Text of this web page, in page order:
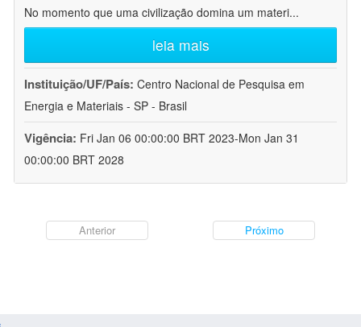
No momento que uma civilização domina um materi...
leia mais
Instituição/UF/País: Centro Nacional de Pesquisa em
Energia e Materiais - SP - Brasil
Vigência: Fri Jan 06 00:00:00 BRT 2023-Mon Jan 31
00:00:00 BRT 2028
Anterior Próximo